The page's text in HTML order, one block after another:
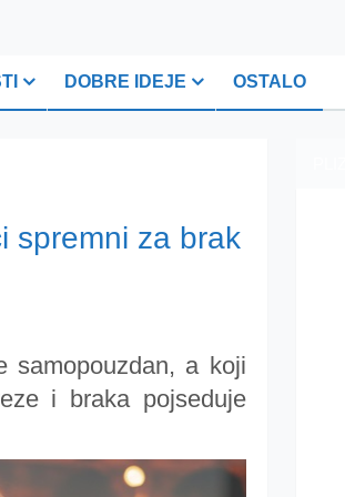
DOBRE IDEJE OSTALO
spremni za brak
samopouzdan, a koji
i braka pojseduje